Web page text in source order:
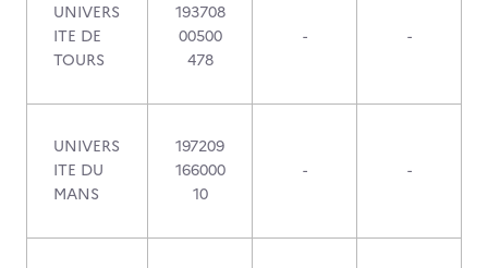
UNIVERS
ITE DE
TOURS
193708
00500
478
- -
UNIVERS
ITE DU
MANS
197209
166000
10
- -